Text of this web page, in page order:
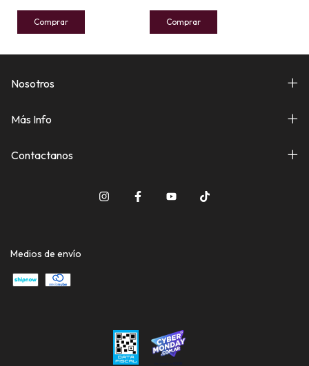
Comprar Comprar
Nosotros
Más Info
Contactanos
Medios de envío